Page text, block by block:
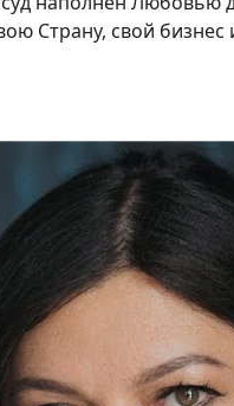
Страну, свой